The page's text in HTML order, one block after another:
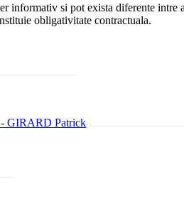
informativ si pot exista diferente
obligativitate contractuala.